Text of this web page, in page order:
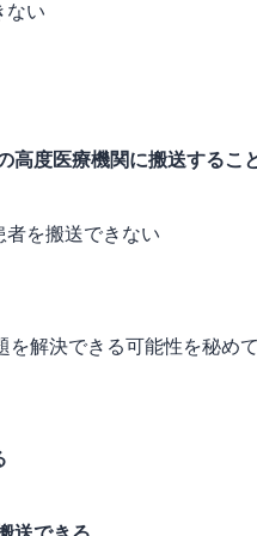
い
高度医療機関に搬送するこ
を搬送できない
解決できる可能性を秘めて